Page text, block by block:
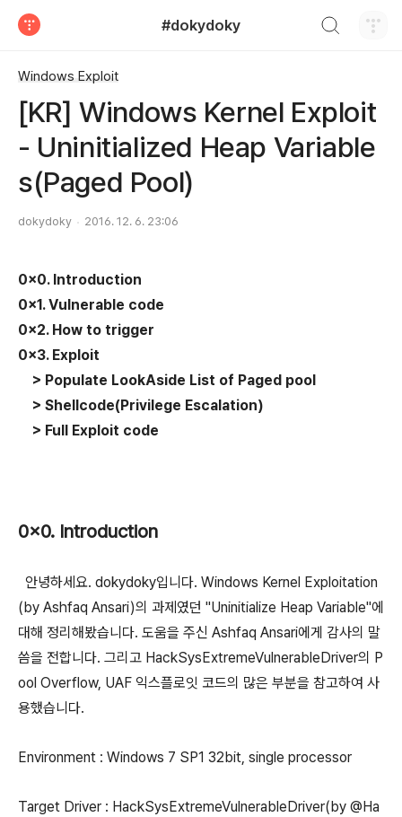
#dokydoky
Windows Exploit
[KR] Windows Kernel Exploit
- Uninitialized Heap Variable
s(Paged Pool)
dokydoky 2016. 12. 6. 23:06
0x0. Introduction
0x1. Vulnerable code
0x2. How to trigger
0x3. Exploit
> Populate LookAside List of Paged pool
> Shellcode(Privilege Escalation)
> Full Exploit code
0x0. Introduction
안녕하세요. dokydoky입니다. Windows Kernel Exploitation
(by Ashfaq Ansari)의 과제였던 "Uninitialize Heap Variable"에
대해 정리해봤습니다. 도움을 주신 Ashfaq Ansari에게 감사의 말
씀을 전합니다. 그리고 HackSysExtremeVulnerableDriver의 P
ool Overflow, UAF 익스플로잇 코드의 많은 부분을 참고하여 사
용했습니다.
Environment : Windows 7 SP1 32bit, single processor
Target Driver : HackSysExtremeVulnerableDriver(by @Ha